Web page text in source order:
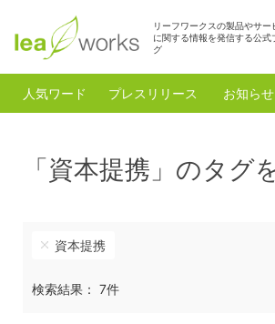
リーフワークスの製品やサー
に関する情報を発信する公式
グ
人気ワード プレスリリース お知らせ
「資本提携」のタグ
資本提携
検索結果： 7件